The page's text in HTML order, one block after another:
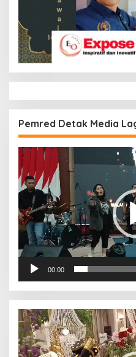
Pemred Detak Media
Pemutar
Video
00:00
Pemutar
Video